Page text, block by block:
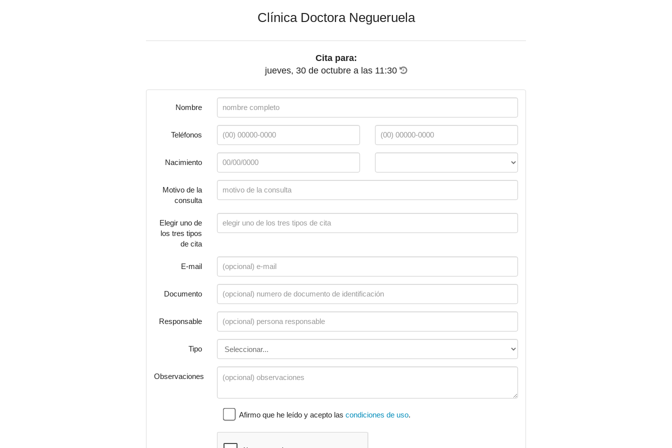
Clínica Doctora Negueruela
Cita para:
jueves, 30 de octubre a las 11:30
Nombre
Teléfonos
Nacimiento
Motivo de la
consulta
Elegir uno de
los tres tipos
de cita
E-mail
Documento
Responsable
Tipo
Observaciones
Afirmo que he leído y acepto lascondiciones de uso.